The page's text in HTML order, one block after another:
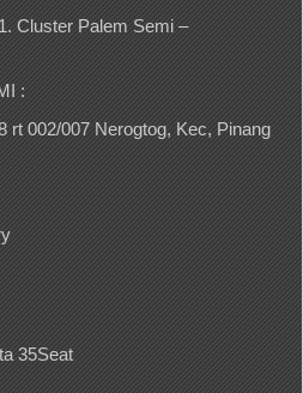
Cluster Palem Semi –
:
rt 002/007 Nerogtog, Kec, Pinang
35Seat